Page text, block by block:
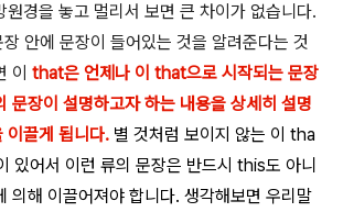
원경을 놓고 멀리서 보면 큰 차이가 없습니다.
안에 문장이 들어있는 것을 알려준다는 것
이 that은 언제나 이 that으로 시작되는 문장
문장이 설명하고자 하는 내용을 상세히 설명
이끌게 됩니다. 별 것처럼 보이지 않는 이 tha
있어서 이런 류의 문장은 반드시 this도 아니
해 이끌어져야 합니다. 생각해보면 우리말